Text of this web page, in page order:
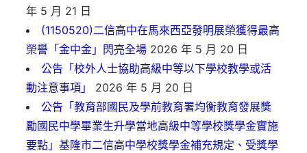
年 5 月 21 日
(1150520)二信高中在馬來西亞發明展榮獲得最高
榮譽「金中金」閃亮全場 2026 年 5 月 20 日
公告「校外人士協助高級中等以下學校教學或活
動注意事項」
2026 年 5 月 20 日
公告「教育部國民及學前教育署均衡教育發展獎
勵國民中學畢業生升學當地高級中等學校獎學金實施
要點」基隆市二信高中學校獎學金補充規定、受獎學